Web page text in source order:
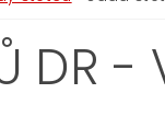
DR -